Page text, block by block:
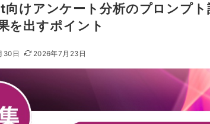
けアンケート分析のプロンプト
を出すポイント
30日 2026年7月23日